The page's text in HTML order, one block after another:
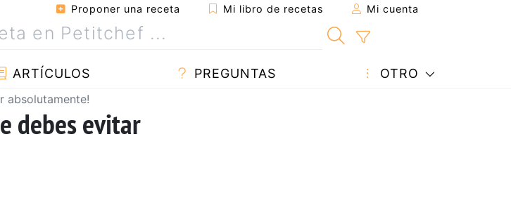
Proponer una receta Mi libro de recetas Mi cuenta
ARTÍCULOS PREGUNTAS OTRO
absolutamente!
debes evitar